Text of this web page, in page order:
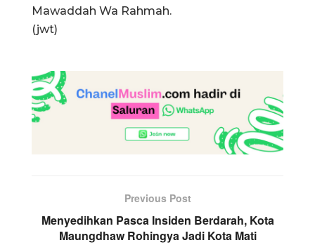
Mawaddah Wa Rahmah.
(jwt)
Previous Post
Menyedihkan Pasca Insiden Berdarah, Kota
Maungdhaw Rohingya Jadi Kota Mati